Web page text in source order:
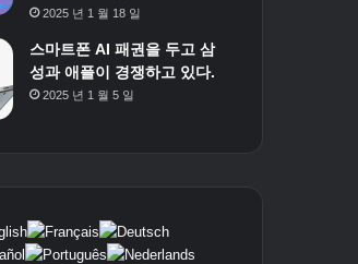
2025 년 1 월 18 일
스마트폰 AI 패권을 두고 삼
성과 애플이 경쟁하고 있다.
2025 년 1 월 5 일